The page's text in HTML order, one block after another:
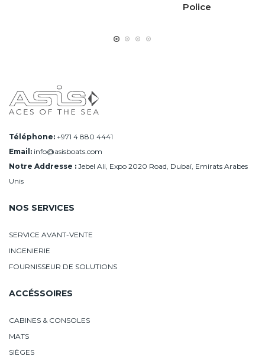
Police
Téléphone: +971 4 880 4441
Email: info@asisboats.com
Notre Addresse : Jebel Ali, Expo 2020 Road, Dubaï, Emirats Arabes
Unis
NOS SERVICES
SERVICE AVANT-VENTE
INGENIERIE
FOURNISSEUR DE SOLUTIONS
ACCÉSSOIRES
CABINES & CONSOLES
MATS
SIÈGES